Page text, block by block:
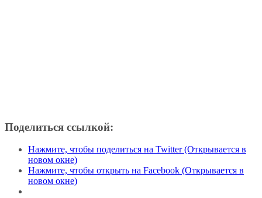
Поделиться ссылкой:
Нажмите, чтобы поделиться на Twitter (Открывается в
новом окне)
Нажмите, чтобы открыть на Facebook (Открывается в
новом окне)